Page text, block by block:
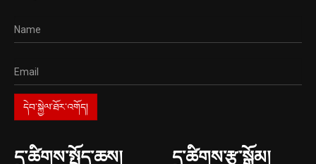
དྲ་ཚིགས་སྤྱོད་ཆས། དྲ་ཚིགས་རྩ་སྒྲོམ།